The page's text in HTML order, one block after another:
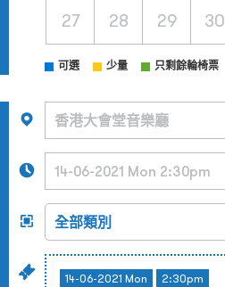
27 28 29 30
可選 少量 只剩餘輪椅票
14-06-2021 Mon 2:30pm